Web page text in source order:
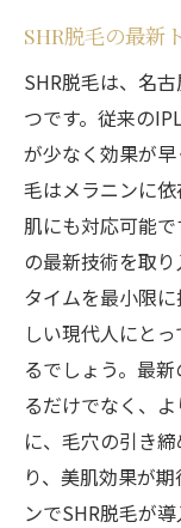
SHR脱毛の最新
SHR脱毛は、名
つです。従来の
が少なく効果が
毛はメラニンに
肌にも対応可能
の最新技術を取
タイムを最小限
しい現代人にと
るでしょう。最
るだけでなく、
に、毛穴の引き
り、美肌効果が
ンでSHR脱毛が